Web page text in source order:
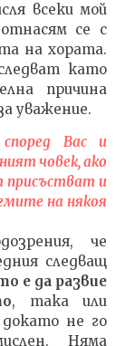
всеки мой
се с
на хората.
като
причина
уважение.
Вас и
човек, ако
присъстват и
на някоя
че
следващ
е да развие
, така или
не го
Няма